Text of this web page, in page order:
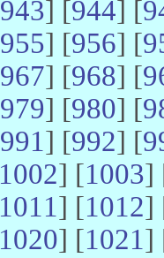
943] [944] [
955] [956] [
967] [968] [
979] [980] [
991] [992] [
1002] [1003]
1011] [1012]
1020] [1021]